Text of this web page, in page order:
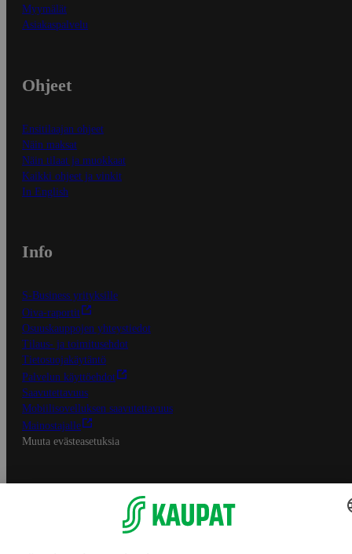
Myymälät
Asiakaspalvelu
Ohjeet
Ensitilaajan ohjeet
Näin maksat
Näin tilaat ja muokkaat
Kaikki ohjeet ja vinkit
In English
Info
S-Business yrityksille
Oiva-raportit
Osuuskauppojen yhteystiedot
Tilaus- ja toimitusehdot
Tietosuojakäytäntö
Palvelun käyttöehdot
Saavutettavuus
Mobiilisovelluksen saavutettavuus
Mainostajalle
Muuta evästeasetuksia
S-ryhmän palvelut